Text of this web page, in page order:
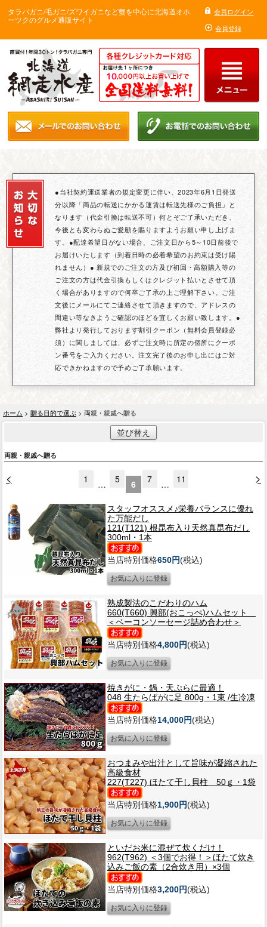
タラバガニ/毛ガニ/ズワイガニなど蟹を中心に北海道オホ
ーツクのグルメ通販サイト
会員ログイン
会員登録
●当社契約運送業者の規定変更に伴い、2023年6月1日発送
分以降「商品の転送にかかる運賃は転送先様のご負担」と
なります（代金引換は転送不可）何とぞご了承いただき、
今後とも変わらぬご愛顧を賜りますようお願い申し上げま
す。●配達希望日がない場合、ご注文日から5～10日前後で
お届けいたします（到着日時の必着希望のお約束は受け賜
れません）● 新規でのご注文の方及び初回・高額購入等の
ご注文の方は代金引換もしくはクレジット払いとさせて頂
く場合がありますので何卒ご了承の上ご理解下さい。ご注
文後にメールにてご連絡させて頂きますので、アドレスの
間違い等なきようご確認のほどを宜しくお願い致します。●
弊社より発行しております割引クーポン（無料会員登録必
須）に関しましては、必ずご注文時に所定の個所にクーポ
ン番号をご入力ください。注文完了後のお申し出にはご対
応できかねますので予めご了承願います。
ホーム > 贈る目的で選ぶ > 両親・親戚へ贈る
並び替え
両親・親戚へ贈る
< >
1 … 5 6 7 … 11
スタッフオススメ♪栄養バランスに優れ
た万能だし
121(T121) 根昆布入り天然真昆布だし
300ml・1本
当店特別価格650円(税込)
熟成製法のこだわりのハム
660(T660) 興部(おこっぺ)ハムセット
＜ベーコンソーセージ詰め合わせ＞
当店特別価格4,800円(税込)
焼きがに・鍋・天ぷらに最適！
048 生たらばがに足 800g・1束 /生冷凍
当店特別価格14,000円(税込)
おつまみや出汁として旨味が凝縮された
高級食材
227(T227) ほたて干し貝柱 50ｇ・1袋
当店特別価格1,900円(税込)
といだお米に混ぜて炊くだけ！
962(T962) ＜3個でお得！＞ほたて炊き
込みご飯の素（2合炊き用）×3個
当店特別価格3,200円(税込)